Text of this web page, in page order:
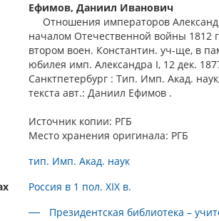
Ефимов, Даниил Иванович
Отношения императоров
началом Отечественной войны 1812
втором воен. Константин. уч-ще, в
юбилея имп. Александра I, 12 дек.
Санктпетербург : Тип. Имп. Акад.
текста авт.: Даниил Ефимов .
Источник копии: РГБ
Место хранения оригинала: РГБ
тип. Имп. Акад. наук
Россия в 1 пол. XIX в.
Президентская библиотека –